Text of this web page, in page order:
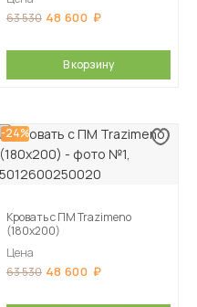
63 530 48 600
В корзину
-24%
Кровать с ПМ Trazimeno
(180х200)
Цена
63 530 48 600